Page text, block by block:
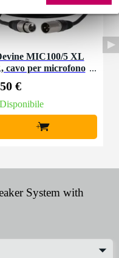
MIC100/5 XL
cavo per microfono
€
Disponibile
+
System with